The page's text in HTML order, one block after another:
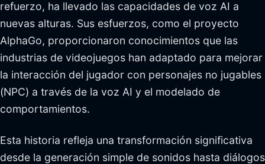
refuerzo, ha llevado las capacidades de voz AI a
nuevas alturas. Sus esfuerzos, como el proyecto
AlphaGo, proporcionaron conocimientos que las
industrias de videojuegos han adaptado para mejorar
la interacción del jugador con personajes no jugables
(NPC) a través de la voz AI y el modelado de
comportamientos.
Esta historia refleja una transformación significativa
desde la generación simple de sonidos hasta diálogos